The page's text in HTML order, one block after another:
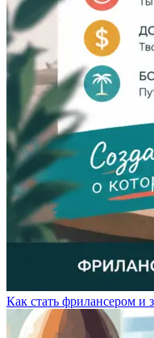
Как стать фрилансером и